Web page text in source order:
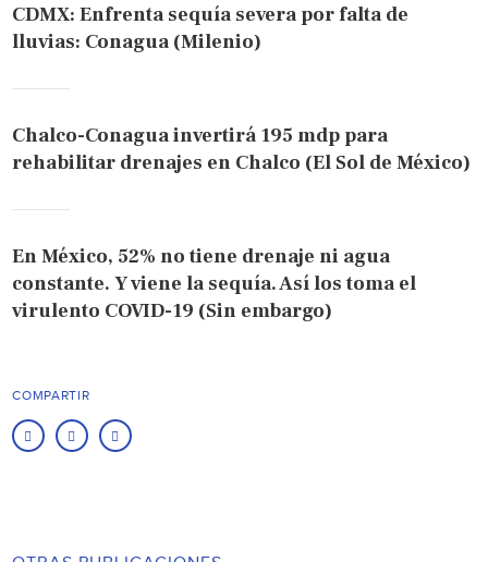
CDMX: Enfrenta sequía severa por falta de
lluvias: Conagua (Milenio)
Chalco-Conagua invertirá 195 mdp para
rehabilitar drenajes en Chalco (El Sol de México)
En México, 52% no tiene drenaje ni agua
constante. Y viene la sequía. Así los toma el
virulento COVID-19 (Sin embargo)
COMPARTIR